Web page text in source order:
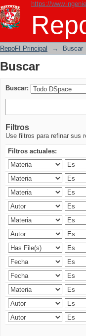
https://
Buscar
RepoFI Principal → Buscar
Buscar
Buscar:
Filtros
Use filtros para refinar sus
Filtros actuales: